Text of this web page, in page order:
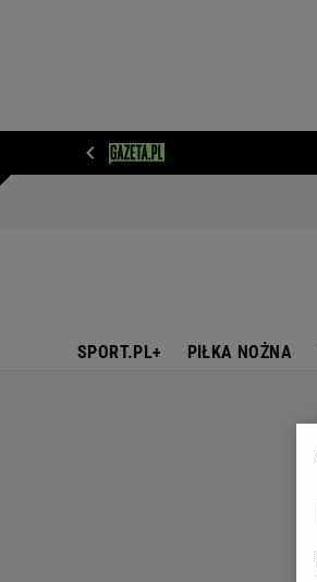
SPORT.PL+ PIŁKA NOŻNA